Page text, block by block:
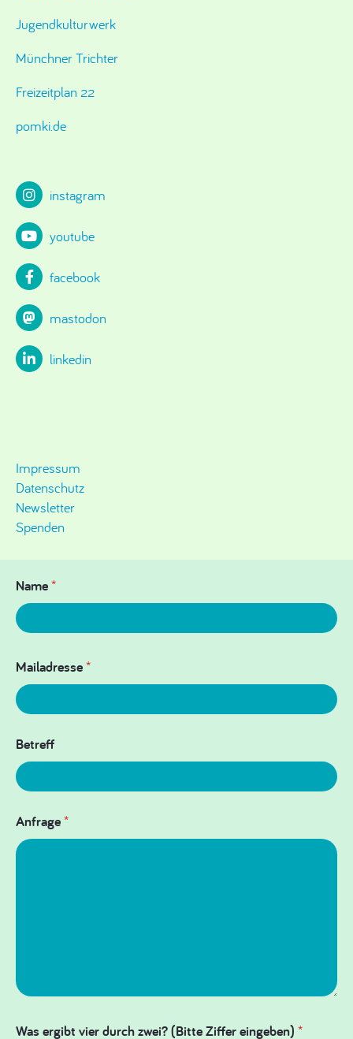
Jugendkulturwerk
Münchner Trichter
Freizeitplan 22
pomki.de
instagram
youtube
facebook
mastodon
linkedin
Impressum
Datenschutz
Newsletter
Spenden
Name*
Mailadresse*
Betreff
Anfrage*
Was ergibt vier durch zwei? (Bitte Ziffer eingeben) *